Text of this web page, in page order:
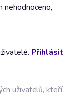
nehodnoceno,
Přihlásit
uživatelů, kteří